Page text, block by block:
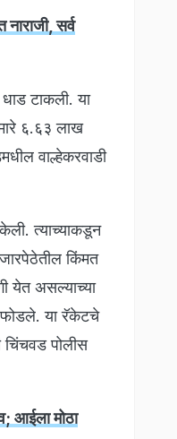
सर्व
टाकली. या
६.६३ लाख
वाल्हेकरवाडी
त्याच्याकडून
किंमत
येत असल्याच्या
फोडले. या रॅकेटचे
चिंचवड पोलीस
आईला मोठा